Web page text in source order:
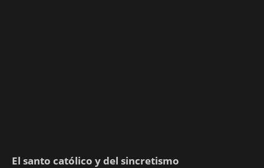
El santo católico y del sincretismo